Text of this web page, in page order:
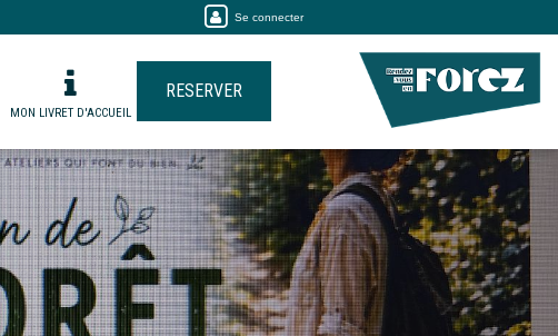
Se connecter
MON LIVRET D'ACCUEIL
RESERVER